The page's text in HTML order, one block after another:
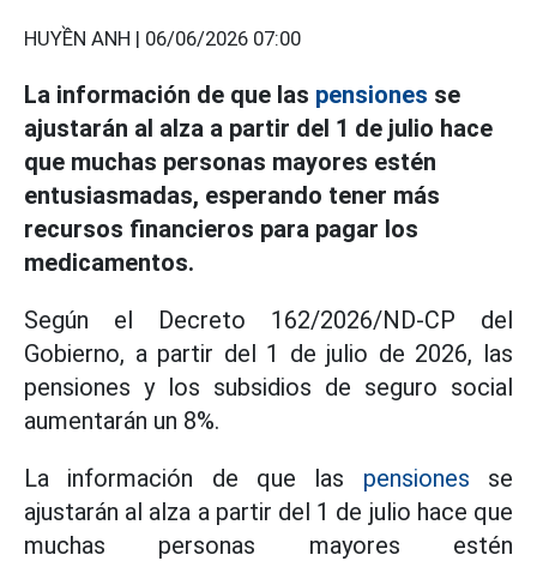
HUYỀN ANH | 06/06/2026 07:00
La información de que las pensiones se
ajustarán al alza a partir del 1 de julio hace
que muchas personas mayores estén
entusiasmadas, esperando tener más
recursos financieros para pagar los
medicamentos.
Según el Decreto 162/2026/ND-CP del
Gobierno, a partir del 1 de julio de 2026, las
pensiones y los subsidios de seguro social
aumentarán un 8%.
La información de que las pensiones se
ajustarán al alza a partir del 1 de julio hace que
muchas personas mayores estén